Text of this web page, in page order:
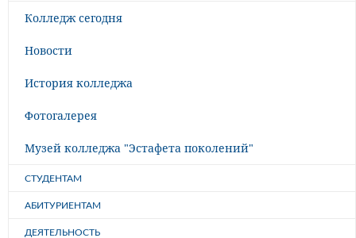
Колледж сегодня
Новости
История колледжа
Фотогалерея
Музей колледжа "Эстафета поколений"
СТУДЕНТАМ
АБИТУРИЕНТАМ
ДЕЯТЕЛЬНОСТЬ